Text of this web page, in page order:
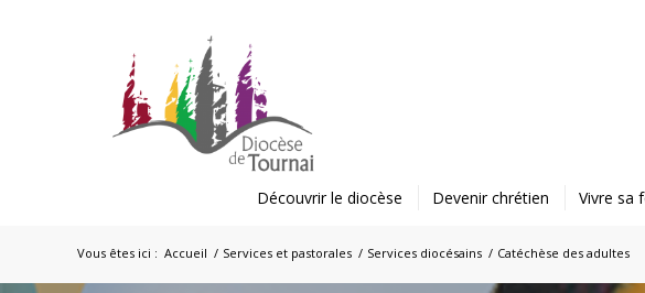
Vous êtes ici : Accueil / Services et pastorales / Services diocésains / Catéchèse des adultes
Découvrir le diocèse Devenir chrétien Vivre sa